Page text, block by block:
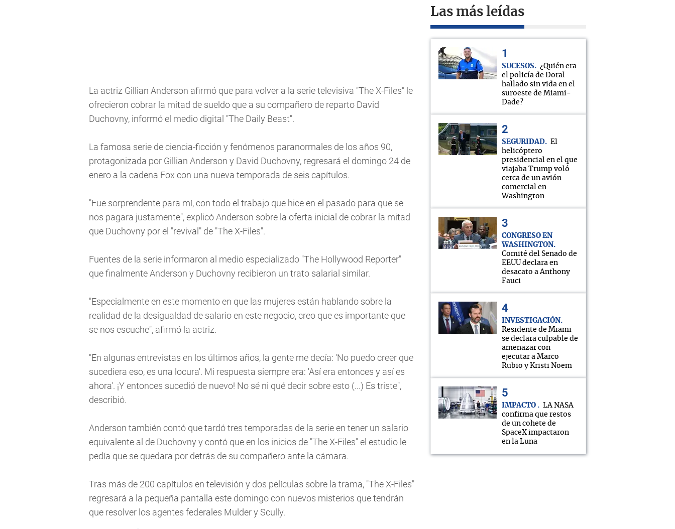
La actriz Gillian Anderson afirmó que para volver a la serie televisiva "The X-Files" le
ofrecieron cobrar la mitad de sueldo que a su compañero de reparto David
Duchovny, informó el medio digital "The Daily Beast".
La famosa serie de ciencia-ficción y fenómenos paranormales de los años 90,
protagonizada por Gillian Anderson y David Duchovny, regresará el domingo 24 de
enero a la cadena Fox con una nueva temporada de seis capítulos.
"Fue sorprendente para mí, con todo el trabajo que hice en el pasado para que se
nos pagara justamente", explicó Anderson sobre la oferta inicial de cobrar la mitad
que Duchovny por el "revival" de "The X-Files".
Fuentes de la serie informaron al medio especializado "The Hollywood Reporter"
que finalmente Anderson y Duchovny recibieron un trato salarial similar.
"Especialmente en este momento en que las mujeres están hablando sobre la
realidad de la desigualdad de salario en este negocio, creo que es importante que
se nos escuche", afirmó la actriz.
"En algunas entrevistas en los últimos años, la gente me decía: 'No puedo creer que
sucediera eso, es una locura'. Mi respuesta siempre era: 'Así era entonces y así es
ahora'. ¡Y entonces sucedió de nuevo! No sé ni qué decir sobre esto (...) Es triste",
describió.
Anderson también contó que tardó tres temporadas de la serie en tener un salario
equivalente al de Duchovny y contó que en los inicios de "The X-Files" el estudio le
pedía que se quedara por detrás de su compañero ante la cámara.
Tras más de 200 capítulos en televisión y dos películas sobre la trama, "The X-Files"
regresará a la pequeña pantalla este domingo con nuevos misterios que tendrán
que resolver los agentes federales Mulder y Scully.
Las más leídas
SUCESOS
¿Quién era
el policía de Doral
hallado sin vida en el
suroeste de Miami-
Dade?
SEGURIDAD
El
helicóptero
presidencial en el que
viajaba Trump voló
cerca de un avión
comercial en
Washington
CONGRESO EN
WASHINGTON
Comité del Senado de
EEUU declara en
desacato a Anthony
Fauci
INVESTIGACIÓN
Residente de Miami
se declara culpable de
amenazar con
ejecutar a Marco
Rubio y Kristi Noem
IMPACTO
LA NASA
confirma que restos
de un cohete de
SpaceX impactaron
en la Luna